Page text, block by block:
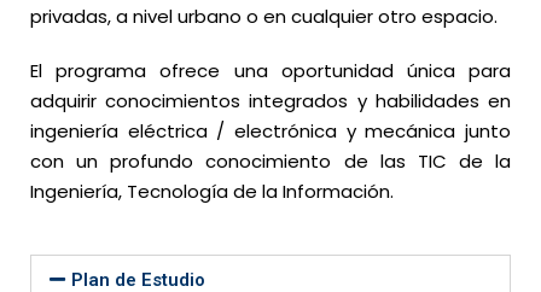
privadas, a nivel urbano o en cualquier otro espacio.
El programa ofrece una oportunidad única para
adquirir conocimientos integrados y habilidades en
ingeniería eléctrica / electrónica y mecánica junto
con un profundo conocimiento de las TIC de la
Ingeniería, Tecnología de la Información.
Plan de Estudio